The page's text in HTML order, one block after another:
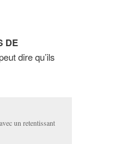
DE
dire qu’ils
un retentissant